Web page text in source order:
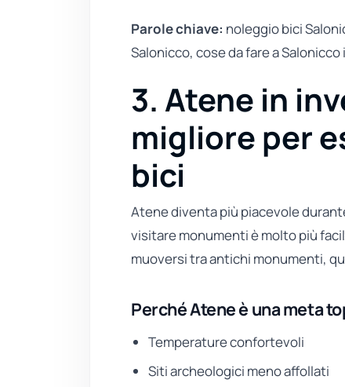
Parole chiave: noleggio bici
Salonicco, cose da fare a Salonicco
3. Atene in
migliore per
bici
Atene diventa più piacevole
visitare monumenti è molto più
muoversi tra antichi monumenti,
Perché Atene è una meta
Temperature confortevoli
Siti archeologici meno affollati